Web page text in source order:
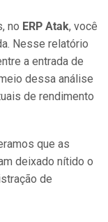
no ERP Atak, você
Nesse relatório
a entrada de
dessa análise
de rendimento
que as
deixado nítido o
de